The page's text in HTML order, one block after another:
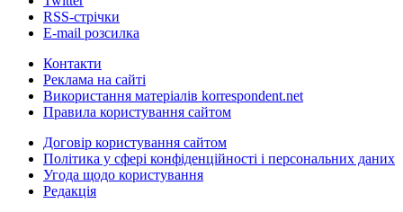
RSS-стрічки
E-mail розсилка
Контакти
Реклама на сайті
Використання матеріалів korrespondent.net
Правила користування сайтом
Договір користування сайтом
Політика у сфері конфіденційності і персональних даних
Угода щодо користування
Редакція